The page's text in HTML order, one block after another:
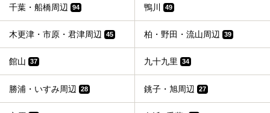
千葉・船橋周辺 94 鴨川 49
木更津・市原・君津周辺 45 柏・野田・流山周辺 39
館山 37 九十九里 34
勝浦・いすみ周辺 28 銚子・旭周辺 27